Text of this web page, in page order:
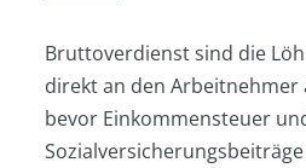
Bruttoverdienst sind die
direkt an den Arbeitnehmer
bevor Einkommensteuer